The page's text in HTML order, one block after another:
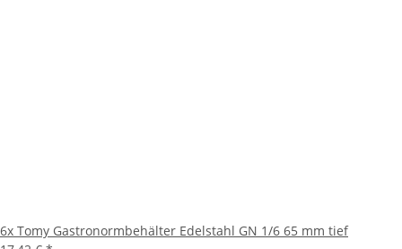
6x Tomy Gastronormbehälter Edelstahl GN 1/6 65 mm tief